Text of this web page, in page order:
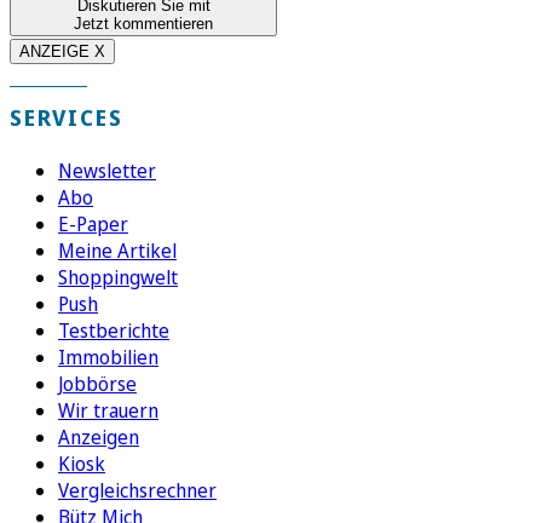
Diskutieren Sie mit
Jetzt kommentieren
ANZEIGE X
SERVICES
Newsletter
Abo
E-Paper
Meine Artikel
Shoppingwelt
Push
Testberichte
Immobilien
Jobbörse
Wir trauern
Anzeigen
Kiosk
Vergleichsrechner
Bütz Mich